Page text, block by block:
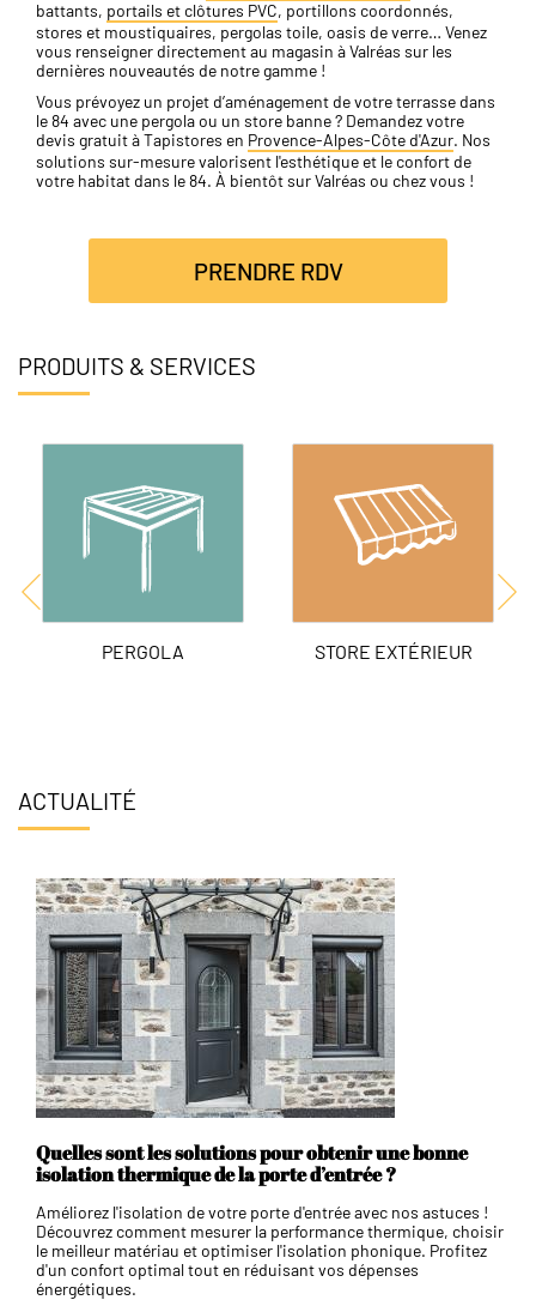
battants, portails et clôtures PVC, portillons coordonnés,
stores et moustiquaires, pergolas toile, oasis de verre… Venez
vous renseigner directement au magasin à Valréas sur les
dernières nouveautés de notre gamme !
Vous prévoyez un projet d’aménagement de votre terrasse dans
le 84 avec une pergola ou un store banne ? Demandez votre
devis gratuit à Tapistores en Provence-Alpes-Côte d'Azur. Nos
solutions sur-mesure valorisent l'esthétique et le confort de
votre habitat dans le 84. À bientôt sur Valréas ou chez vous !
PRENDRE RDV
PRODUITS & SERVICES
PERGOLA STORE EXTÉRIEUR
ACTUALITÉ
Quelles sont les solutions pour obtenir une bonne
isolation thermique de la porte d’entrée ?
Améliorez l'isolation de votre porte d'entrée avec nos astuces !
Découvrez comment mesurer la performance thermique, choisir
le meilleur matériau et optimiser l'isolation phonique. Profitez
d'un confort optimal tout en réduisant vos dépenses
énergétiques.